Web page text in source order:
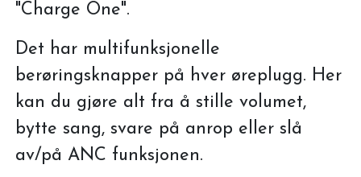
"Charge One".
Det har multifunksjonelle
berøringsknapper på hver øreplugg. Her
kan du gjøre alt fra å stille volumet,
bytte sang, svare på anrop eller slå
av/på ANC funksjonen.